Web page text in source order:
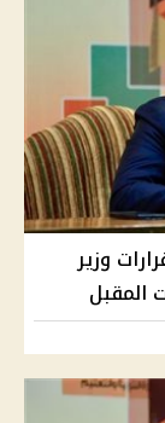
وزير
المقبل